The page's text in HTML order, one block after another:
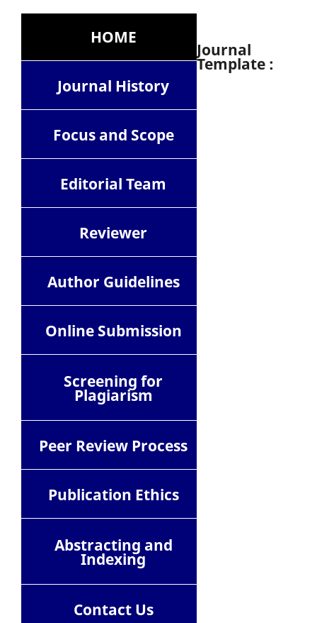
HOME
Journal History
Focus and Scope
Editorial Team
Reviewer
Author Guidelines
Online Submission
Screening for
Plagiarism
Peer Review Process
Publication Ethics
Abstracting and
Indexing
ContactUs
Journal
Template :